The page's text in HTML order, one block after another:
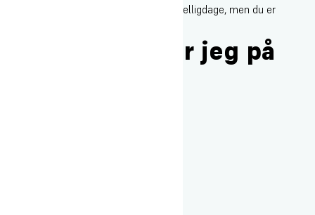
arbejde og der er ikke undervisning på helligdage, men du er
Hvor mange bor jeg på